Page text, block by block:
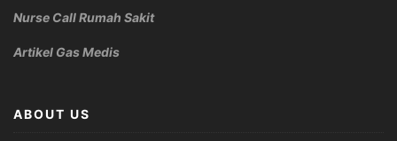
Nurse Call Rumah Sakit
Artikel Gas Medis
ABOUT US